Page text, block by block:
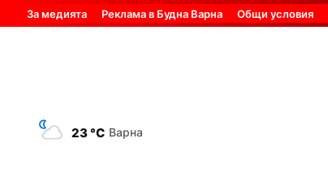
За медията Реклама в Будна Варна Общи условия
23 °C Варна